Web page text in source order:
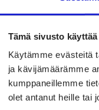
Tämä sivusto
Käytämme evästeitä
ja kävijämäärämme
kumppaneillemme
olet antanut heille tai